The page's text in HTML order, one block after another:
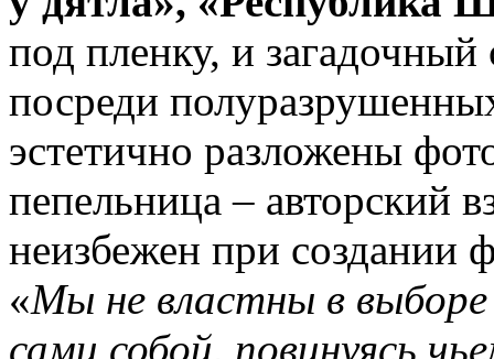
под пленку, и загадочный
посреди
эстетично разложены
пепельница – авторский
неизбежен при создании
«Мы не властны в
сами собой, повинуясь